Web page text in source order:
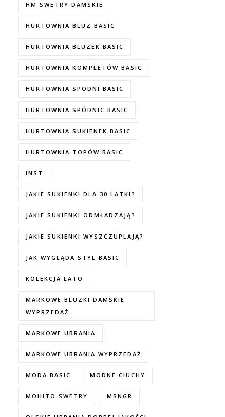
HM SWETRY DAMSKIE
HURTOWNIA BLUZ BASIC
HURTOWNIA BLUZEK BASIC
HURTOWNIA KOMPLETÓW BASIC
HURTOWNIA SPODNI BASIC
HURTOWNIA SPÓDNIC BASIC
HURTOWNIA SUKIENEK BASIC
HURTOWNIA TOPÓW BASIC
INST
JAKIE SUKIENKI DLA 30 LATKI?
JAKIE SUKIENKI ODMŁADZAJĄ?
JAKIE SUKIENKI WYSZCZUPLAJĄ?
JAK WYGLĄDA STYL BASIC
KOLEKCJA LATO
MARKOWE BLUZKI DAMSKIE
WYPRZEDAŻ
MARKOWE UBRANIA
MARKOWE UBRANIA WYPRZEDAŻ
MODA BASIC MODNE CIUCHY
MOHITO SWETRY MSNGR